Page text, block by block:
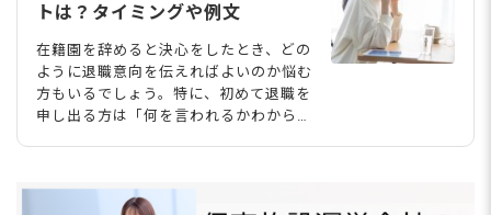
トは？タイミングや例文
在籍園を辞めると決心をしたとき、どの
ように退職意向を伝えればよいのか悩む
方もいるでしょう。特に、初めて退職を
申し出る方は「何を言われるかわからな
伝えるときのタイミングやポイント、ケ